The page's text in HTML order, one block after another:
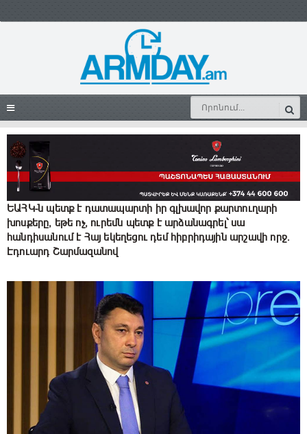
ԵԱՀԿ-ն պետք է դատապարտի իր գլխավոր քարտուղարի
խոսքերը, եթե ոչ, ուրեմն պետք է արձանագրել՝ սա
հանդիսանում է Հայ եկեղեցու դեմ հիբրիդային արշավի որջ.
Էդուարդ Շարմազանով